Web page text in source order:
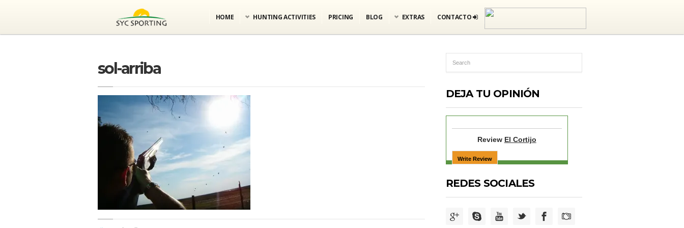
HOME HUNTING ACTIVITIES PRICING BLOG EXTRAS CONTACTO
sol-arriba
DEJA TU OPINIÓN
Review El Cortijo
REDES SOCIALES